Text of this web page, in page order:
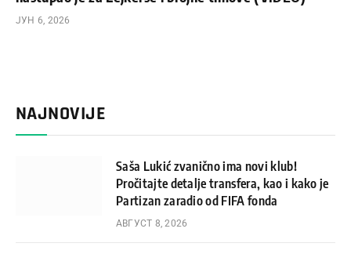
ЈУН 6, 2026
NAJNOVIJE
Saša Lukić zvanično ima novi klub!
Pročitajte detalje transfera, kao i kako je
Partizan zaradio od FIFA fonda
АВГУСТ 8, 2026